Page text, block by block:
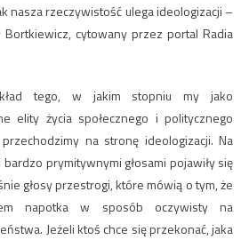
nasza rzeczywistość ulega ideologizacji –
Bortkiewicz, cytowany przez portal Radia
tego, w jakim stopniu my jako
elity życia społecznego i politycznego
na stronę ideologizacji. Na
prymitywnymi głosami pojawiły się
głosy przestrogi, które mówią o tym, że
napotka w sposób oczywisty na
Jeżeli ktoś chce się przekonać, jaka